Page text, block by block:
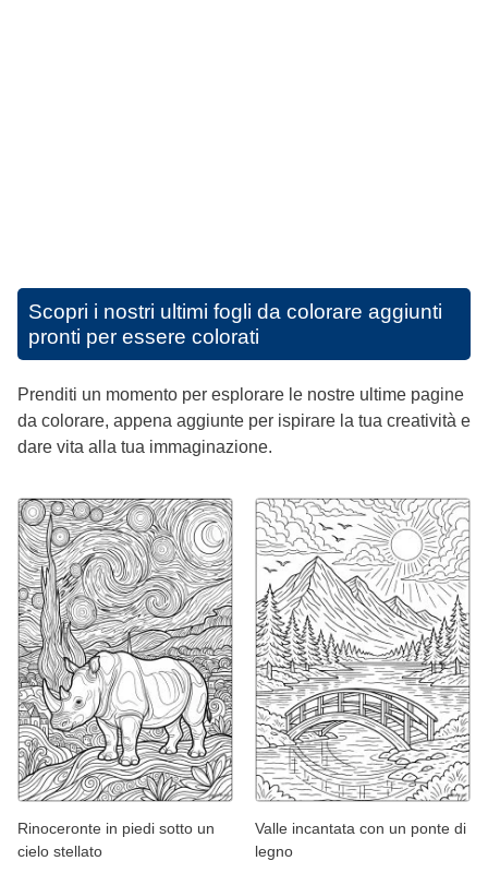
Scopri i nostri ultimi fogli da colorare aggiunti
pronti per essere colorati
Prenditi un momento per esplorare le nostre ultime pagine
da colorare, appena aggiunte per ispirare la tua creatività e
dare vita alla tua immaginazione.
Rinoceronte in piedi sotto un
cielo stellato
Valle incantata con un ponte di
legno